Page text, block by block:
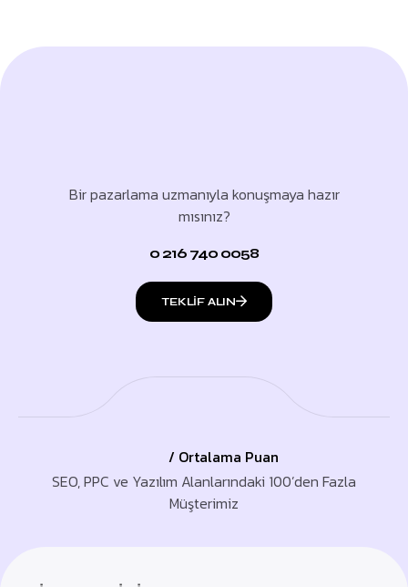
Bir pazarlama uzmanıyla konuşmaya hazır
mısınız?
0 216 740 0058
TEKLIF ALIN
/ Ortalama Puan
SEO, PPC ve Yazılım Alanlarındaki 100’den Fazla
Müşterimiz